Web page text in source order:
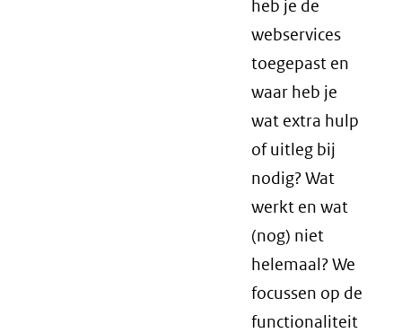
heb je de
webservices
toegepast en
waar heb je
wat extra hulp
of uitleg bij
nodig? Wat
werkt en wat
(nog) niet
helemaal? We
focussen op de
functionaliteit